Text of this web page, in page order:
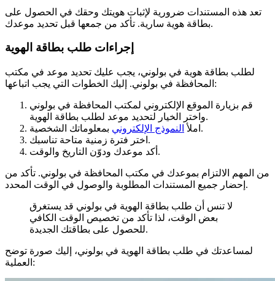
تعد هذه المستندات ضرورية لإثبات هويتك وحقك في الحصول على
بطاقة هوية سارية. تأكد من جمعها قبل تحديد موعدك.
إجراءات طلب بطاقة الهوية
لطلب بطاقة هوية في بولوني، يجب عليك تحديد موعد في مكتب
المحافظة في بولوني. إليك الخطوات التي يجب اتباعها:
قم بزيارة الموقع الإلكتروني لمكتب المحافظة في بولوني
واختر الخيار لتحديد موعد لطلب بطاقة الهوية.
املأ النموذج الإلكتروني
بمعلوماتك الشخصية.
اختر فترة زمنية متاحة تناسبك.
أكد موعدك ودوّن التاريخ والوقت.
من المهم الالتزام بموعدك في مكتب المحافظة في بولوني. تأكد من
إحضار جميع المستندات المطلوبة والوصول في الوقت المحدد.
لا تنس أن طلب بطاقة الهوية في بولوني قد يستغرق
بعض الوقت، لذا تأكد من تخصيص الوقت الكافي
للحصول على بطاقتك الجديدة.
لمساعدتك في طلب بطاقة الهوية في بولوني، إليك صورة توضح
العملية: